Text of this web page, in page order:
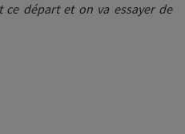
départ et on va essayer de